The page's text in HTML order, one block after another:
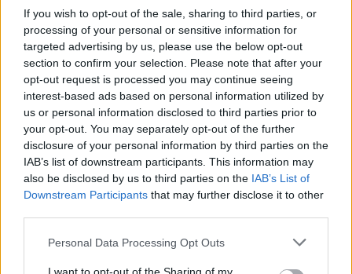
If you wish to opt-out of the sale, sharing to third parties, or
processing of your personal or sensitive information for
targeted advertising by us, please use the below opt-out
section to confirm your selection. Please note that after your
opt-out request is processed you may continue seeing
interest-based ads based on personal information utilized by
us or personal information disclosed to third parties prior to
your opt-out. You may separately opt-out of the further
disclosure of your personal information by third parties on the
IAB’s list of downstream participants. This information may
also be disclosed by us to third parties on the IAB’s List of
Downstream Participants that may further disclose it to other
Please note that this website/app uses one or more Google
Personal Data Processing Opt Outs
spotkania . To kompletne źródło danych dla kibiców i pasjonatów
lokalnej piłki nożnej. Jeżeli aktualnie nie widzisz tutaj danych z pewnością
pracujemy nad tym żeby je uzupełnić.
Wynik meczu Piast Wolica Piaskowa vs Gród Będziemyśl
Po zakończeniu spotkania automatycznie publikujemyoficjalny wynik
spotkania, a także dane meczowe, jeśli są dostępne.
Pełny harmonogram rozgrywek dostępny jest tutaj:Dębica > Klasa B,
gr. I - terminarz .
Informacje o składach i strzelcach
W miarę dostępności danych, publikujemyskłady wyjściowe,
rezerwowych, zmiany oraz listę strzelców bramek. Informacje te
Jeśli jesteś kibicem klubu Piast Wolica Piaskowa lub Gród Będziemyśl -
zaglądaj tutaj częściej. Nasz serwis regularnie dostarcza informacje o